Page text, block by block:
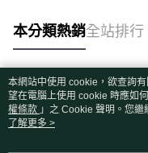
本分類熱銷全站排行
熱門標籤
本網站中使用 cookie，欲查詢
望在電腦上使用 cookie 時應如
權條款 」之 Cookie 聲明。您
用條款之 Cookie 聲明使用
了解更多 >